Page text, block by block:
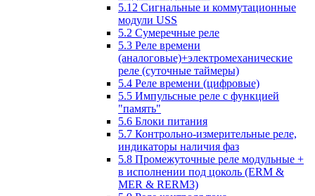
5.12 Сигнальные и коммутационные
модули USS
5.2 Сумеречные реле
5.3 Реле времени
(аналоговые)+электромеханические
реле (суточные таймеры)
5.4 Реле времени (цифровые)
5.5 Импульсные реле с функцией
"память"
5.6 Блоки питания
5.7 Контрольно-измерительные реле,
индикаторы наличия фаз
5.8 Промежуточные реле модульные +
в исполнении под цоколь (ERM &
MER & RERM3)